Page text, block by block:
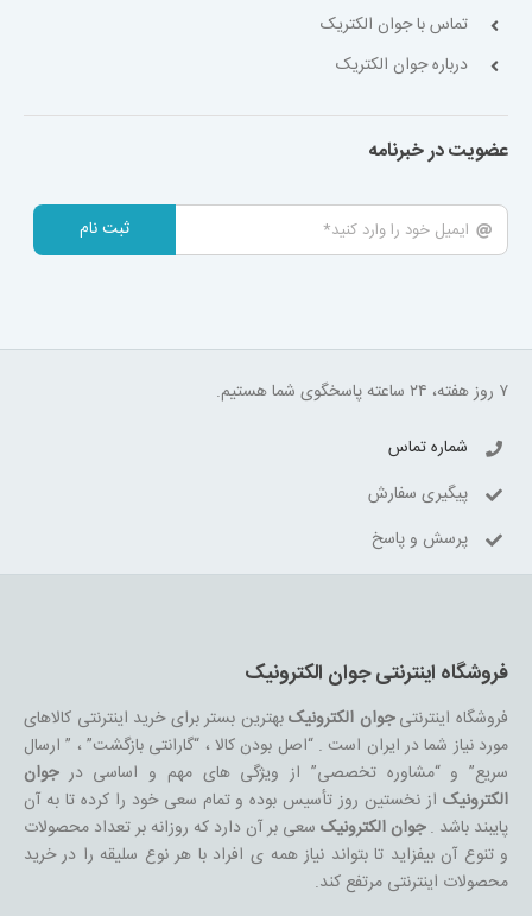
تماس با جوان الکتریک
درباره جوان الکتریک
عضویت در خبرنامه
ثبت نام
۷ روز هفته، ۲۴ ساعته پاسخگوی شما هستیم.
شماره تماس
پیگیری سفارش
پرسش و پاسخ
فروشگاه اینترنتی جوان الکترونیک
فروشگاه اینترنتیجوان الکترونیکبهترین بستر برای خرید اینترنتی کالاهای
مورد نیاز شما در ایران است . “اصل بودن کالا ، “گارانتی بازگشت” ، ” ارسال
سریع” و “مشاوره تخصصی” از ویژگی های مهم و اساسی درجوان
الکترونیکاز نخستین روز تأسیس بوده و تمام سعی خود را کرده تا به آن
پایبند باشد .جوان الکترونیکسعی بر آن دارد که روزانه بر تعداد محصولات
و تنوع آن بیفزاید تا بتواند نیاز همه ی افراد با هر نوع سلیقه را در خرید
محصولات اینترنتی مرتفع کند.